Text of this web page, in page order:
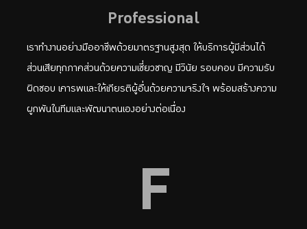
Professional
เราทำงานอย่างมืออาชีพด้วยมาตรฐานสูงสุด ให้บริการผู้มีส่วนได้
ส่วนเสียทุกภาคส่วนด้วยความเชี่ยวชาญ มีวินัย รอบคอบ มีความรับ
ผิดชอบ เคารพและให้เกียรติผู้อื่นด้วยความจริงใจ พร้อมสร้างความ
ผูกพันในทีมและพัฒนาตนเองอย่างต่อเนื่อง
F